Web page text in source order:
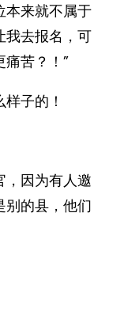
本来就不属于
我去报名，可
苦？！”
子的！
，因为有人邀
别的县，他们